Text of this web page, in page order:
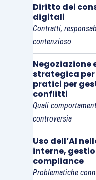
Diritto dei
digitali
Contratti,
contenzioso
Negoziazione
strategica
pratici per
conflitti
Quali
controversia
Uso dell’AI
interne,
compliance
Problematiche